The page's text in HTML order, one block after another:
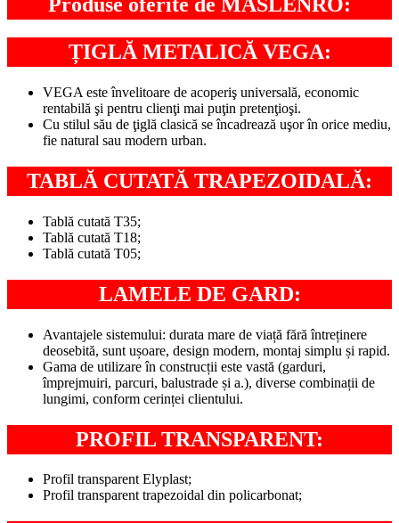
ȚIGLĂ METALICĂ VEGA:
VEGA este învelitoare de acoperiş universală, economic
rentabilă şi pentru clienţi mai puţin pretenţioşi.
Cu stilul său de ţiglă clasică se încadrează uşor în orice mediu,
fie natural sau modern urban.
TABLĂ CUTATĂ TRAPEZOIDALĂ:
Tablă cutată T35;
Tablă cutată T18;
Tablă cutată T05;
LAMELE DE GARD:
Avantajele sistemului: durata mare de viață fără întreținere
deosebită, sunt ușoare, design modern, montaj simplu și rapid.
Gama de utilizare în construcții este vastă (garduri,
împrejmuiri, parcuri, balustrade și a.), diverse combinații de
lungimi, conform cerinței clientului.
PROFIL TRANSPARENT:
Profil transparent Elyplast;
Profil transparent trapezoidal din policarbonat;